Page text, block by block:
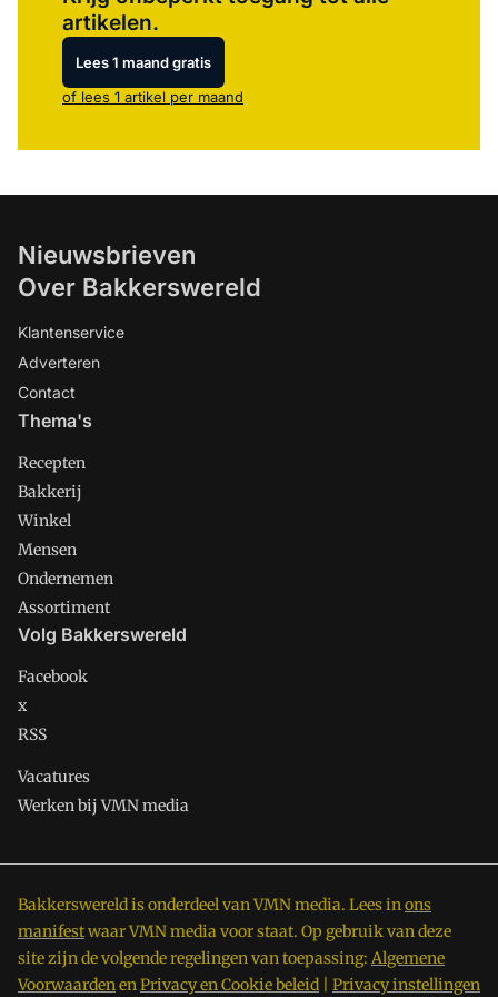
artikelen.
Lees 1 maand gratis
of lees 1 artikel per maand
Nieuwsbrieven
Over Bakkerswereld
Klantenservice
Adverteren
Contact
Thema's
Recepten
Bakkerij
Winkel
Mensen
Ondernemen
Assortiment
Volg Bakkerswereld
Facebook
x
RSS
Vacatures
Werken bij VMN media
Bakkerswereld is onderdeel van VMN media. Lees inons
manifestwaar VMN media voor staat. Op gebruik van deze
site zijn de volgende regelingen van toepassing: Algemene
VoorwaardenenPrivacy en Cookie beleid Privacy instellingen